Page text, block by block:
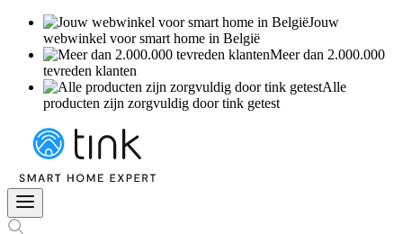
Jouw
webwinkel voor smart home in België
Meer dan 2.000.000
tevreden klanten
Alle
producten zijn zorgvuldig door tink getest